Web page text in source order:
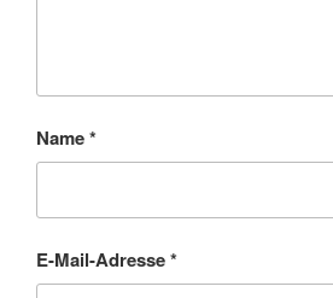
Name*
E-Mail-Adresse*